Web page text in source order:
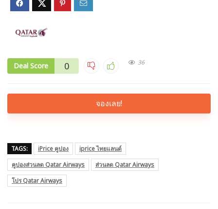
Deal Score 0 36
จองเลย!
TAGS: iPrice คูปอง
iprice ไทยแลนด์
คูปองส่วนลด Qatar Airways
ส่วนลด Qatar Airways
โปร Qatar Airways